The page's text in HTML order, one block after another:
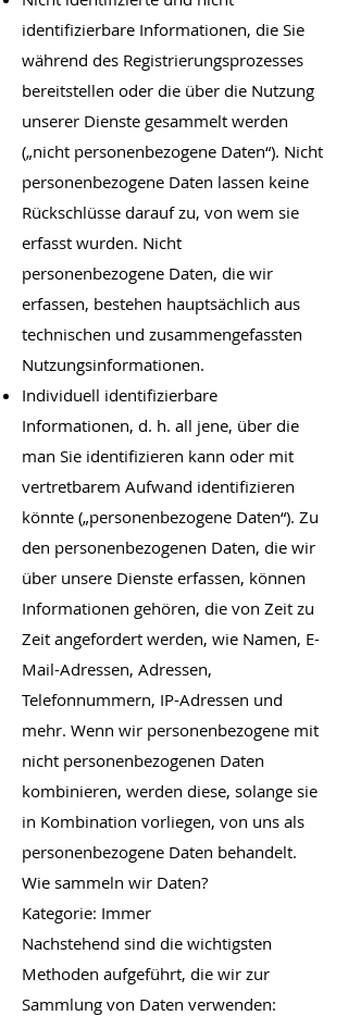
identifizierbare Informationen, die Sie
während des Registrierungsprozesses
bereitstellen oder die über die Nutzung
unserer Dienste gesammelt werden
(„nicht personenbezogene Daten“). Nicht
personenbezogene Daten lassen keine
Rückschlüsse darauf zu, von wem sie
erfasst wurden. Nicht
personenbezogene Daten, die wir
erfassen, bestehen hauptsächlich aus
technischen und zusammengefassten
Nutzungsinformationen.
Individuell identifizierbare
Informationen, d. h. all jene, über die
man Sie identifizieren kann oder mit
vertretbarem Aufwand identifizieren
könnte („personenbezogene Daten“). Zu
den personenbezogenen Daten, die wir
über unsere Dienste erfassen, können
Informationen gehören, die von Zeit zu
Zeit angefordert werden, wie Namen, E-
Mail-Adressen, Adressen,
Telefonnummern, IP-Adressen und
mehr. Wenn wir personenbezogene mit
nicht personenbezogenen Daten
kombinieren, werden diese, solange sie
in Kombination vorliegen, von uns als
personenbezogene Daten behandelt.
Wie sammeln wir Daten?
Kategorie: Immer
Nachstehend sind die wichtigsten
Methoden aufgeführt, die wir zur
Sammlung von Daten verwenden: